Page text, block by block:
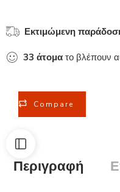
Εκτιμώμενη
33 άτομα το βλέπουν
Compare
Περιγραφή